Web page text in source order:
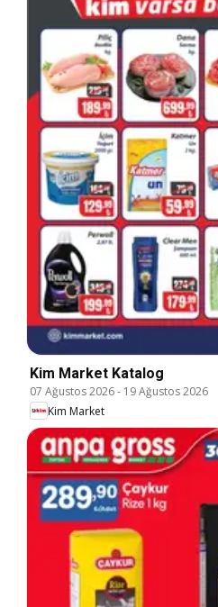
Kim Market Katalog
07 Ağustos 2026- 19 Ağustos 2026
Kim Market